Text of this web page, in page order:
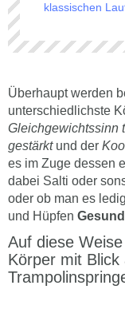
klassischen
Überhaupt werden
unterschiedlichste
Gleichgewichtssinn
gestärktund der
es im Zuge dessen
dabei Salti oder
oder ob man es
und Hüpfen
Auf diese
Körper mit